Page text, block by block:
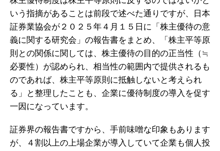
いう指摘があることは前段で述べた通りですが、日本
証券業協会が２０２５年４月１５日に「株主優待の意
義に関する研究会」の報告書をまとめ、「株主平等原
則との関係に関しては、株主優待の目的の正当性（≒
必要性）が認められ、相当性の範囲内で提供されるも
のであれば、株主平等原則に抵触しないと考えられ
る」と整理したことも、企業に優待制度の導入を促す
一因になっています。
証券界の報告書ですから、手前味噌な印象もあります
が、４割以上の上場企業が導入していて企業も個人投